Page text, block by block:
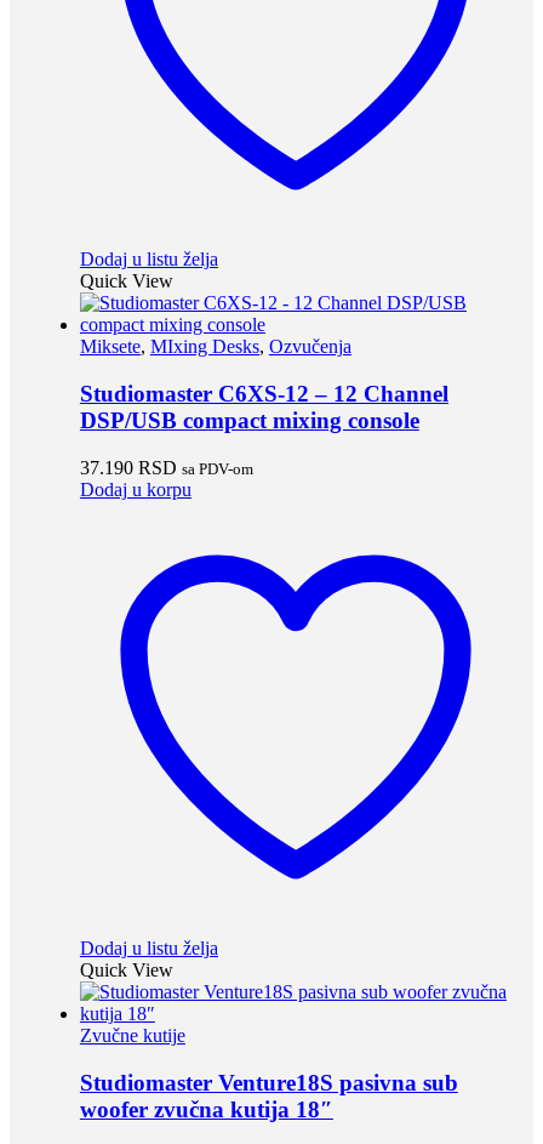
Dodaj u listu želja
Quick View
Miksete, MIxing Desks, Ozvučenja
Studiomaster C6XS-12 – 12 Channel
DSP/USB compact mixing console
37.190 RSD sa PDV-om
Dodaj u korpu
Dodaj u listu želja
Quick View
Zvučne kutije
Studiomaster Venture18S pasivna sub
woofer zvučna kutija 18″